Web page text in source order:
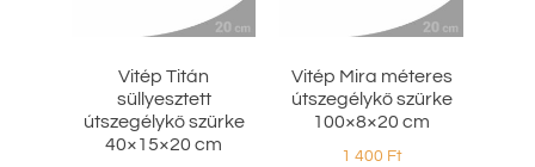
Vitép Titán
süllyesztett
útszegélykő szürke
40×15×20 cm
Vitép Mira méteres
útszegélykő szürke
100×8×20 cm
1 400 Ft